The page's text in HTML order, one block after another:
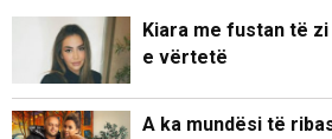
Kiara me fustan të zi
e vërtetë
A ka mundësi të